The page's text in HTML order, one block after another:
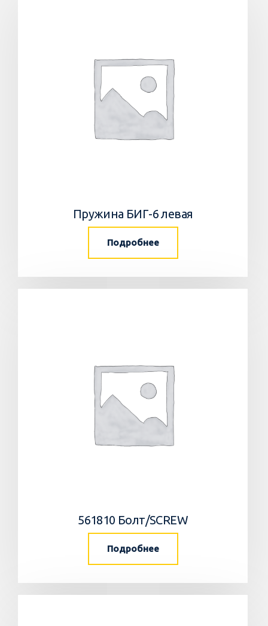
Пружина БИГ-6 левая
Подробнее
561810 Болт/SCREW
Подробнее